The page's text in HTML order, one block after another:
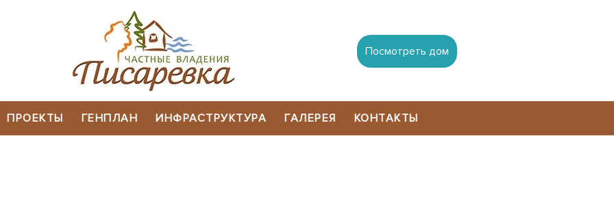
Посмотреть дом
ПРОЕКТЫ ГЕНПЛАН ИНФРАСТРУКТУРА ГАЛЕРЕЯ КОНТАКТЫ